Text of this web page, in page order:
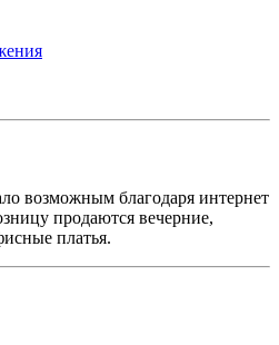
возможным благодаря интернет
продаются вечерние,
платья.